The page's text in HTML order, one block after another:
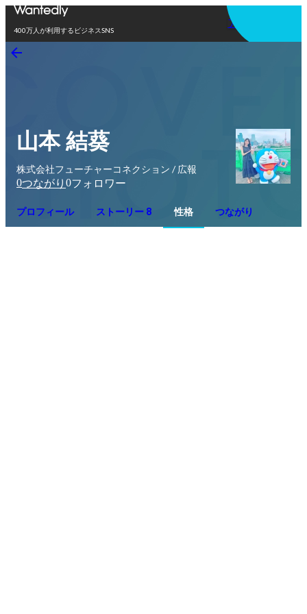
400万人が利用するビジネスSNS
アプリを使う
山本 結葵
株式会社フューチャーコネクション / 広報
0つながり 0フォロワー
プロフィール ストーリー 8 性格 つながり